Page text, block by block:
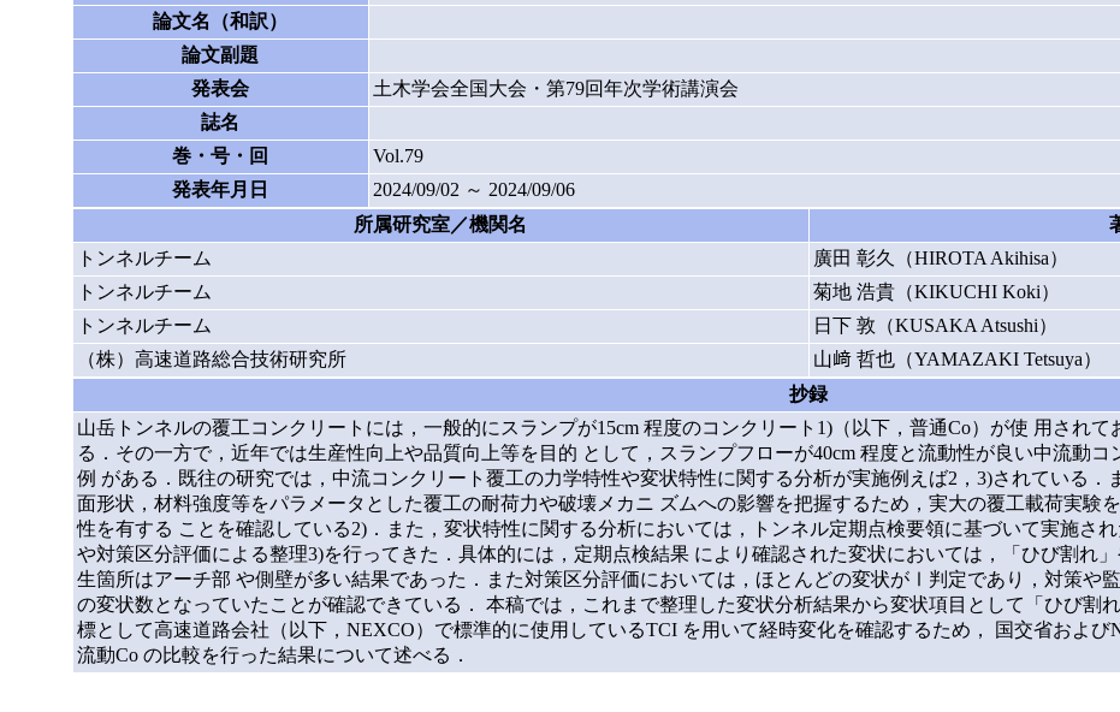
論文名（和訳）
論文副題
発表会
土木学会全国大会・第79回年次学術講演会
誌名
巻・号・回
Vol.79
発表年月日
2024/09/02 ～ 2024/09/06
所属研究室／機関名
トンネルチーム
廣田 彰久（HIROTA Akihisa）
トンネルチーム
菊地 浩貴（KIKUCHI Koki）
トンネルチーム
日下 敦（KUSAKA Atsushi）
（株）高速道路総合技術研究所
山﨑 哲也（YAMAZAKI Tetsuya）
抄録
山岳トンネルの覆工コンクリートには，一般的にスランプが15cm 程度のコンクリート1)（以下，普通Co）が使 用され
る．その一方で，近年では生産性向上や品質向上等を目的 として，スランプフローが40cm 程度と流動性が良い中流動
例 がある．既往の研究では，中流コンクリート覆工の力学特性や変状特性に関する分析が実施例えば2，3)されている
面形状，材料強度等をパラメータとした覆工の耐荷力や破壊メカニ ズムへの影響を把握するため，実大の覆工載荷実験
性を有する ことを確認している2)．また，変状特性に関する分析においては，トンネル定期点検要領に基づいて実施さ
や対策区分評価による整理3)を行ってきた．具体的には，定期点検結果 により確認された変状においては，「ひび割れ
生箇所はアーチ部 や側壁が多い結果であった．また対策区分評価においては，ほとんどの変状がⅠ判定であり，対策や
の変状数となっていたことが確認できている． 本稿では，これまで整理した変状分析結果から変状項目として「ひび割
標として高速道路会社（以下，NEXCO）で標準的に使用しているTCI を用いて経時変化を確認するため， 国交省およ
流動Co の比較を行った結果について述べる．